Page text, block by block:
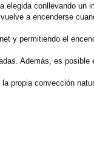
elegida conllevando un
a encenderse
y permitiendo el
Además, es posible
propia convección